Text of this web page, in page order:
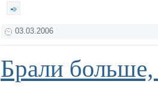
03.03.2006
Брали